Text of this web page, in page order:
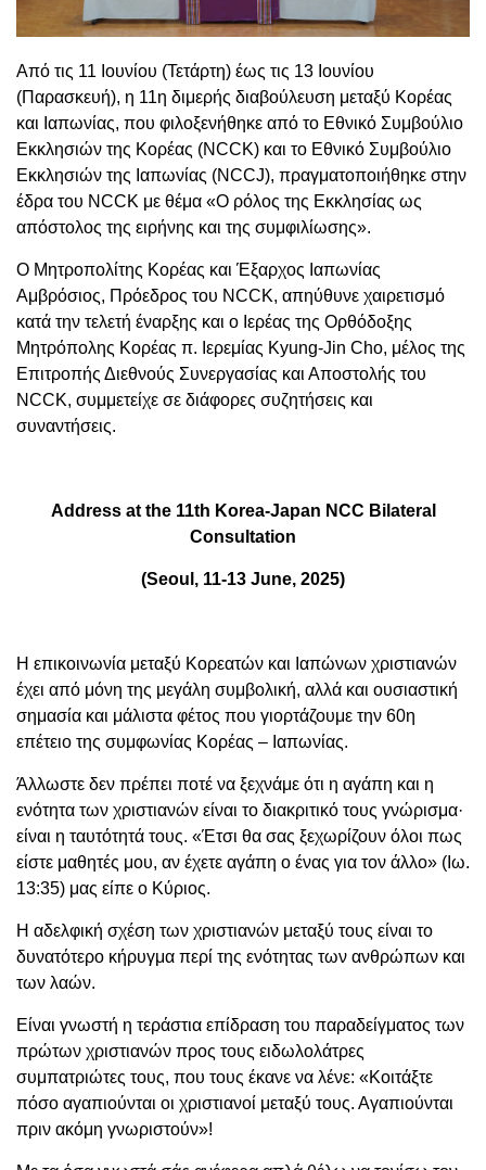
Από τις 11 Ιουνίου (Τετάρτη) έως τις 13 Ιουνίου
(Παρασκευή), η 11η διμερής διαβούλευση μεταξύ Κορέας
και Ιαπωνίας, που φιλοξενήθηκε από το Εθνικό Συμβούλιο
Εκκλησιών της Κορέας (NCCK) και το Εθνικό Συμβούλιο
Εκκλησιών της Ιαπωνίας (NCCJ), πραγματοποιήθηκε στην
έδρα του NCCK με θέμα «Ο ρόλος της Εκκλησίας ως
απόστολος της ειρήνης και της συμφιλίωσης».
Ο Μητροπολίτης Κορέας και Έξαρχος Ιαπωνίας
Αμβρόσιος, Πρόεδρος του NCCK, απηύθυνε χαιρετισμό
κατά την τελετή έναρξης και ο Ιερέας της Ορθόδοξης
Μητρόπολης Κορέας π. Ιερεμίας Kyung-Jin Cho, μέλος της
Επιτροπής Διεθνούς Συνεργασίας και Αποστολής του
NCCK, συμμετείχε σε διάφορες συζητήσεις και
συναντήσεις.
Address at the 11th Korea-Japan NCC Bilateral
Consultation
(Seoul, 11-13 June, 2025)
Η επικοινωνία μεταξύ Κορεατών και Ιαπώνων χριστιανών
έχει από μόνη της μεγάλη συμβολική, αλλά και ουσιαστική
σημασία και μάλιστα φέτος που γιορτάζουμε την 60η
επέτειο της συμφωνίας Κορέας – Ιαπωνίας.
Άλλωστε δεν πρέπει ποτέ να ξεχνάμε ότι η αγάπη και η
ενότητα των χριστιανών είναι το διακριτικό τους γνώρισμα·
είναι η ταυτότητά τους. «Έτσι θα σας ξεχωρίζουν όλοι πως
είστε μαθητές μου, αν έχετε αγάπη ο ένας για τον άλλο» (Ιω.
13:35) μας είπε ο Κύριος.
Η αδελφική σχέση των χριστιανών μεταξύ τους είναι το
δυνατότερο κήρυγμα περί της ενότητας των ανθρώπων και
των λαών.
Είναι γνωστή η τεράστια επίδραση του παραδείγματος των
πρώτων χριστιανών προς τους ειδωλολάτρες
συμπατριώτες τους, που τους έκανε να λένε: «Κοιτάξτε
πόσο αγαπιούνται οι χριστιανοί μεταξύ τους. Αγαπιούνται
πριν ακόμη γνωριστούν»!